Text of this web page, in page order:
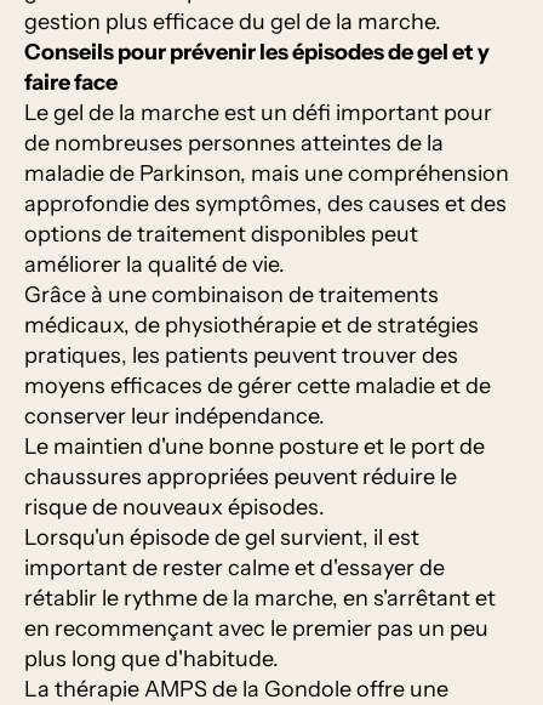
gestion plus efficace du gel de la marche.
Conseils pour prévenir les épisodes de gel et y
faire face
Le gel de la marche est un défi important pour
de nombreuses personnes atteintes de la
maladie de Parkinson, mais une compréhension
approfondie des symptômes, des causes et des
options de traitement disponibles peut
améliorer la qualité de vie.
Grâce à une combinaison de traitements
médicaux, de physiothérapie et de stratégies
pratiques, les patients peuvent trouver des
moyens efficaces de gérer cette maladie et de
conserver leur indépendance.
Le maintien d'une bonne posture et le port de
chaussures appropriées peuvent réduire le
risque de nouveaux épisodes.
Lorsqu'un épisode de gel survient, il est
important de rester calme et d'essayer de
rétablir le rythme de la marche, en s'arrêtant et
en recommençant avec le premier pas un peu
plus long que d'habitude.
La thérapie AMPS de la Gondole offre une